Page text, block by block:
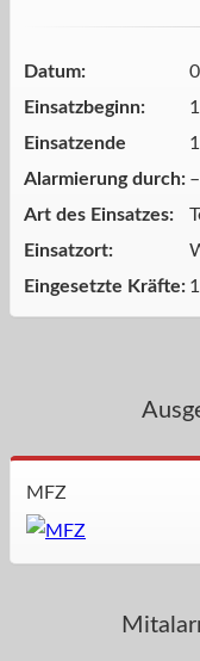
Datum:
Einsatzbeginn:
Einsatzende
Alarmierung durch: –
Art des Einsatzes:
Einsatzort:
Eingesetzte Kräfte:
MFZ